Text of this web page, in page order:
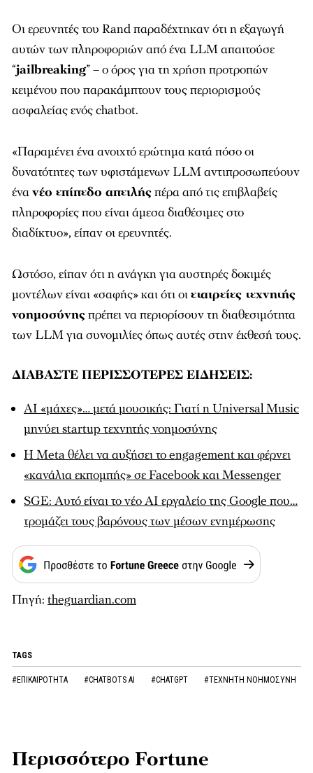
Οι ερευνητές του Rand παραδέχτηκαν ότι η εξαγωγή
αυτών των πληροφοριών από ένα LLM απαιτούσε
“jailbreaking” – ο όρος για τη χρήση προτροπών
κειμένου που παρακάμπτουν τους περιορισμούς
ασφαλείας ενός chatbot.
«Παραμένει ένα ανοιχτό ερώτημα κατά πόσο οι
δυνατότητες των υφιστάμενων LLM αντιπροσωπεύουν
ένανέο επίπεδο απειλήςπέρα από τις επιβλαβείς
πληροφορίες που είναι άμεσα διαθέσιμες στο
διαδίκτυο», είπαν οι ερευνητές.
Ωστόσο, είπαν ότι η ανάγκη για αυστηρές δοκιμές
μοντέλων είναι «σαφής» και ότι οιεταιρείες τεχνητής
νοημοσύνηςπρέπει να περιορίσουν τη διαθεσιμότητα
των LLM για συνομιλίες όπως αυτές στην έκθεσή τους.
ΔΙΑΒΑΣΤΕ ΠΕΡΙΣΣΟΤΕΡΕΣ ΕΙΔΗΣΕΙΣ:
AI «μάχες»… μετά μουσικής: Γιατί η Universal Music
μηνύει startup τεχνητής νοημοσύνης
Η Meta θέλει να αυξήσει το engagement και φέρνει
«κανάλια εκπομπής» σε Facebook και Messenger
SGE: Αυτό είναι το νέο AI εργαλείο της Google που…
τρομάζει τους βαρόνους των μέσων ενημέρωσης
Πηγή: theguardian.com
TAGS
#ΕΠΙΚΑΙΡΟΤΗΤΑ #CHATBOTS AI #CHATGPT #ΤΕΧΝΗΤΗ ΝΟΗΜΟΣΥΝΗ
Περισσότερο Fortune